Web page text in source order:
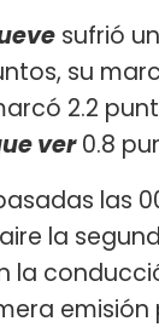
sufrió
su
2.2
ver0.8
las
la
la